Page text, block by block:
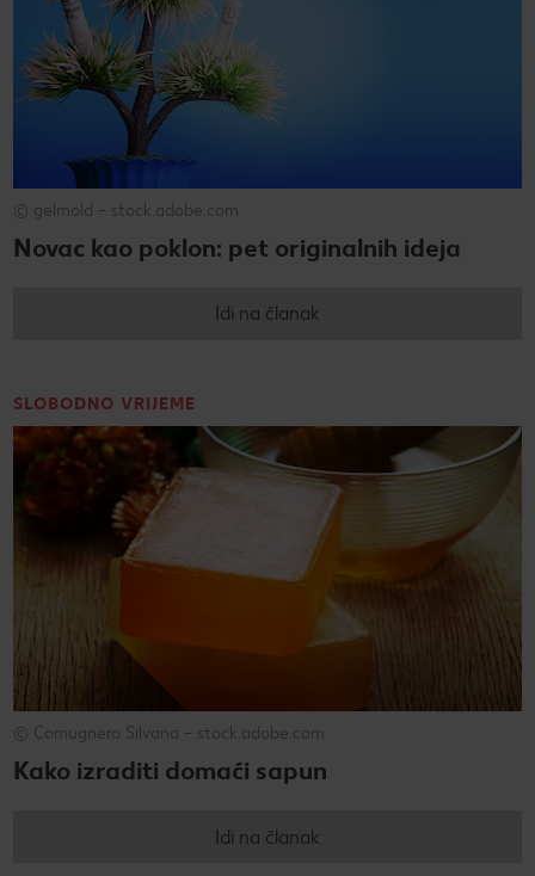
© gelmold – stock.adobe.com
Novac kao poklon: pet originalnih ideja
Idi na članak
SLOBODNO VRIJEME
© Comugnero Silvana – stock.adobe.com
Kako izraditi domaći sapun
Idi na članak